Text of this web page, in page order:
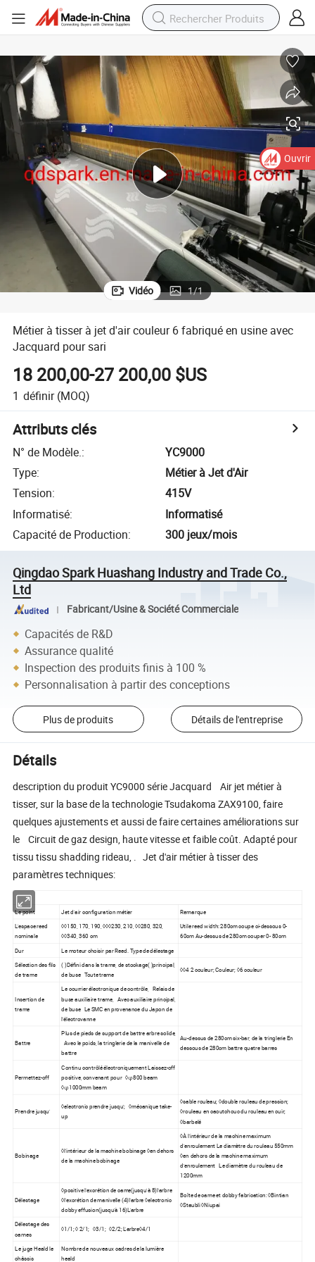
Vidéo 1/1
Métier à tisser à jet d'air couleur 6 fabriqué en usine avec
Jacquard pour sari
18 200,00-27 200,00 $US
1 définir (MOQ)
Attributs clés
N° de Modèle.:
YC9000
Type:
Métier à Jet d'Air
Tension:
415V
Informatisé:
Informatisé
Capacité de Production: 300 jeux/mois
Qingdao Spark Huashang Industry and Trade Co.,
Ltd
Fabricant/Usine & Société Commerciale
Capacités de R&D
Assurance qualité
Inspection des produits finis à 100 %
Personnalisation à partir des conceptions
Plus de produits Détails de l'entreprise
Détails
description du produit YC9000 série Jacquard Air jet métier à
tisser, sur la base de la technologie Tsudakoma ZAX9100, faire
quelques ajustements et aussi de faire certaines améliorations sur
le Circuit de gaz design, haute vitesse et faible coût. Adapté pour
tissu tissu shadding rideau, . Jet d'air métier à tisser des
paramètres techniques:
Le point Jet d'air configuration métier Remarque
L'espace reed
nominale
◊◊150, 170, 190, ◊◊◊230, 210, ◊◊280, 320,
◊◊340, 360 cm
Utile reed width: 280cm coupe ci-dessous 0-
60cm Au-dessus de 280cm couper 0- 80cm
Dur Le moteur choisir par Reed. Type de délestage
Sélection des fils
de trame
( )Défini dans la trame, de stockage( )principal,
de buse Toute trame
◊◊4 2 couleur; Couleur; ◊6 couleur
Insertion de
trame
Le courrier électronique de contrôle, Relais de
buse auxiliaire trame, Avec auxiliaire principal,
de buse Le SMC en provenance du Japon de
l'électrovanne
Battre
Plus de pieds de support de battre arbre solide,
Avec le poids, la tringlerie de la manivelle de
battre
Au-dessus de 280cm six-bar, de la tringlerie En
dessous de 280cm battre quatre barres
Permettez-off
Continu contrôlé électroniquement Laissez-off
positive, convenant pour ◊φ800 beam
◊φ1000mm beam
Prendre jusqu'
◊electronic prendre jusqu'; ◊mécanique take-
up
◊sable rouleau; ◊double rouleau de pression;
◊rouleau en caoutchouc du rouleau en cuir;
◊barbelé
Bobinage
◊l'intérieur de la machine bobinage ◊en dehors
de la machine bobinage
◊À l'intérieur de la machine maximum
d'enroulement Le diamètre du rouleau 550mm
◊en dehors de la machine maximum
d'enroulement Le diamètre du rouleau de
1200mm
Délestage
◊positive l'excrétion de came(jusqu'à 8)l'arbre
◊l'excrétion de manivelle (4)l'arbre ◊electronic
dobby effusion(jusqu'à 16)L'arbre
Boîte de came et dobby fabrication: ◊Bintian
◊Staubli ◊Niupai
Délestage des
cames
◊1/1; ◊ 2/1; ◊3/1; ◊2/2; L'arbre◊4/1
Le juge Heald le
châssis
Nombre de nouveaux cadres de la lumière
heald
Ouvrir